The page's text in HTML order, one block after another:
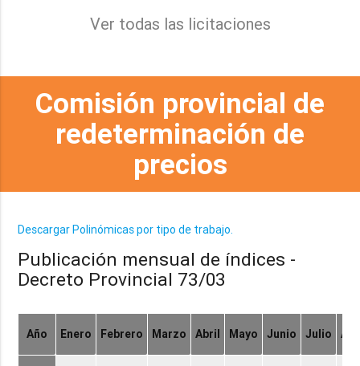
Ver todas las licitaciones
Comisión provincial de
redeterminación de
precios
Descargar Polinómicas por tipo de trabajo.
Publicación mensual de índices -
Decreto Provincial 73/03
Año Enero Febrero Marzo Abril Mayo Junio Julio